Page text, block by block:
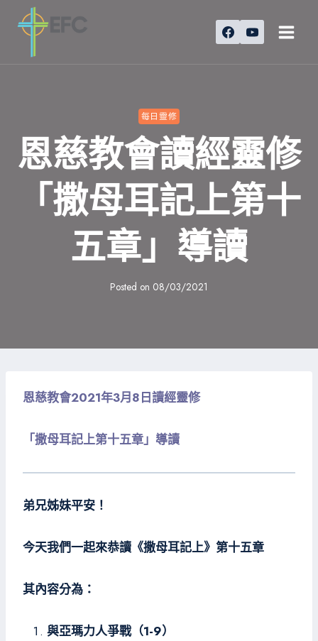
每日靈修
恩慈教會讀經靈修
「撒母耳記上第十
五章」導讀
Posted on 08/03/2021
恩慈教會2021年3月8日讀經靈修
「撒母耳記上第十五章」導讀
弟兄姊妹平安！
今天我們一起來恭讀《撒母耳記上》第十五章
其內容分為：
與亞瑪力人爭戰（1-9）